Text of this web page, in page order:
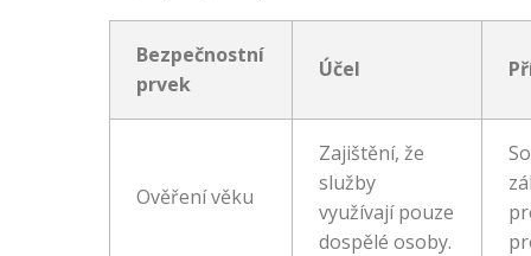
Bezpečnostní
prvek
Účel
Ověření věku
Zajištění, že
služby
využívají pouze
dospělé osoby.